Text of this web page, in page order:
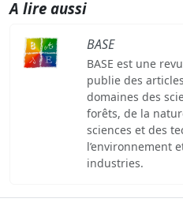
A lire aussi
BASE
BASE est une
publie des
domaines des
forêts, de la
sciences et des
l’environnement
industries.